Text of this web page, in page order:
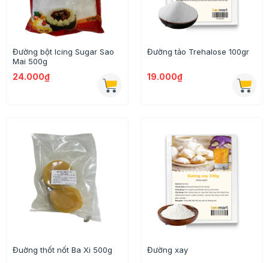
Đường bột Icing Sugar Sao
Mai 500g
24.000₫
Đường tảo Trehalose 100gr
19.000₫
Đuờng thốt nốt Ba Xi 500g Đường xay